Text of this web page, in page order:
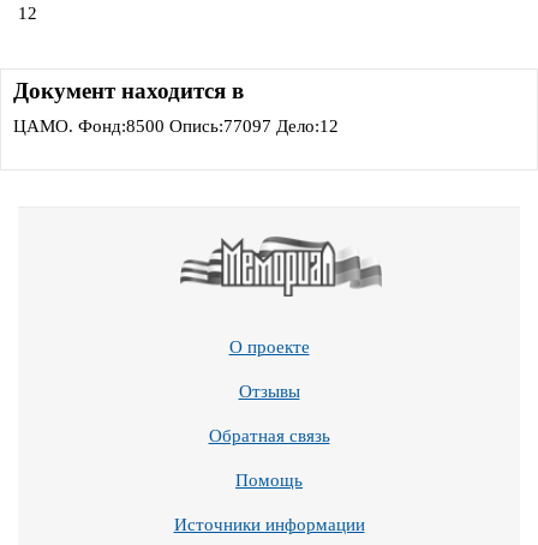
12
Документ находится в
ЦАМО. Фонд:8500 Опись:77097 Дело:12
О проекте
Отзывы
Обратная связь
Помощь
Источники информации